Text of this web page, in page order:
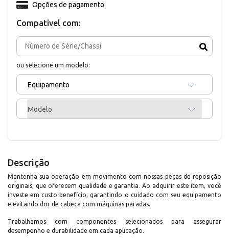
Compativel com:
ou selecione um modelo:
Equipamento
Modelo
Opções de pagamento
Descrição
Mantenha sua operação em movimento com nossas peças de reposição
originais, que oferecem qualidade e garantia. Ao adquirir este item, você
investe em custo-benefício, garantindo o cuidado com seu equipamento
e evitando dor de cabeça com máquinas paradas.
Trabalhamos com componentes selecionados para assegurar
desempenho e durabilidade em cada aplicação.